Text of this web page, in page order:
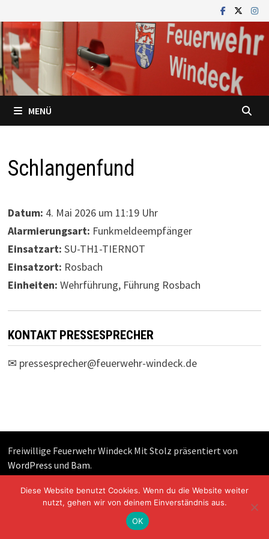
Inhalt
springen
MENÜ
Schlangenfund
Datum: 4. Mai 2026 um 11:19 Uhr
Alarmierungsart: Funkmeldeempfänger
Einsatzart: SU-TH1-TIERNOT
Einsatzort: Rosbach
Einheiten: Wehrführung, Führung Rosbach
KONTAKT PRESSESPRECHER
✉ pressesprecher@feuerwehr-windeck.de
Freiwillige Feuerwehr Windeck Mit Stolz präsentiert von
WordPress und Bam.
Diese Website benutzt Cookies. Wenn du die Website weiter
nutzt, gehen wir von deinem Einverständnis aus.
OK